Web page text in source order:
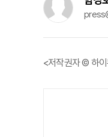
<저작권자 © 하